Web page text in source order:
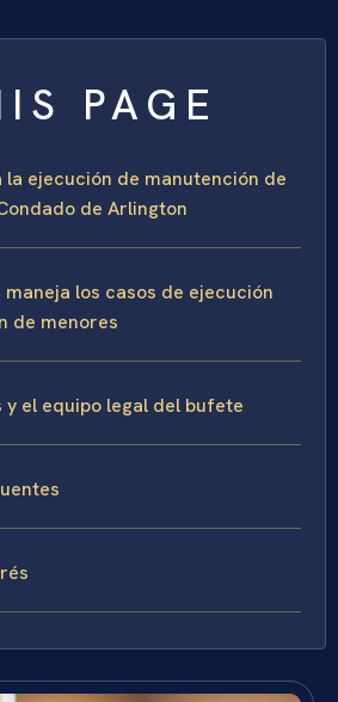
PAGE
la ejecución de manutención de
de Arlington
los casos de ejecución
de menores
y el equipo legal del bufete